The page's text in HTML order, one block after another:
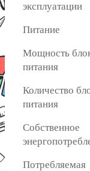
эксплуатации
Питание
Мощность
питания
Количество
питания
Собственное
Потребляемая